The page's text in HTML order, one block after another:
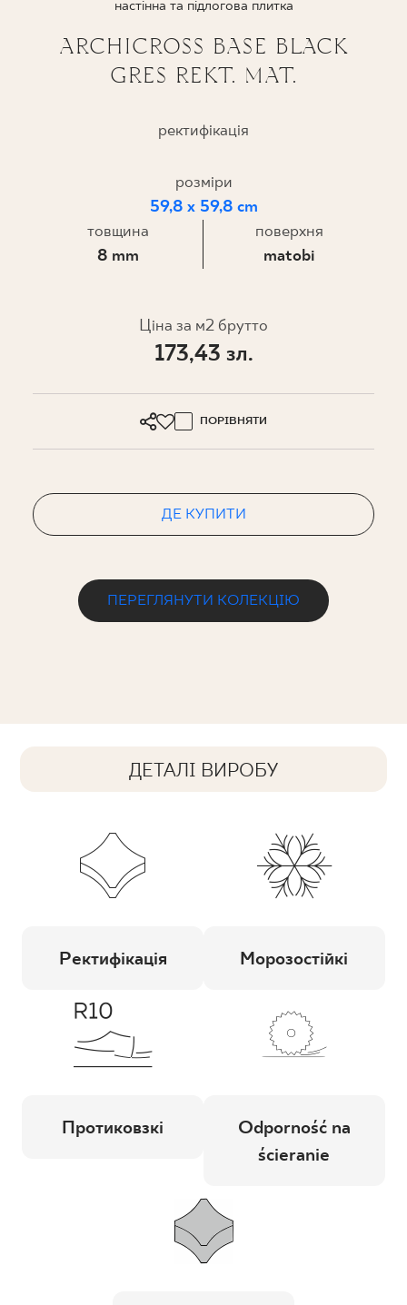
ДЕ КУПИТИ
ПРО НАС
МІЙ ПРОФІЛЬ
EN SK DE UK
настінна та підлогова плитка
ARCHICROSS BASE BLACK
GRES REKT. MAT.
ректифікація
розміри
59,8 x 59,8 cm
товщина
8 mm
поверхня
matobi
Ціна за м2 брутто
173,43 зл.
ПОРІВНЯТИ
ДЕ КУПИТИ
ПЕРЕГЛЯНУТИ КОЛЕКЦІЮ
ДЕТАЛІ ВИРОБУ
Ректифікація Морозостійкі
Протиковзкі
Odporność na
ścieranie